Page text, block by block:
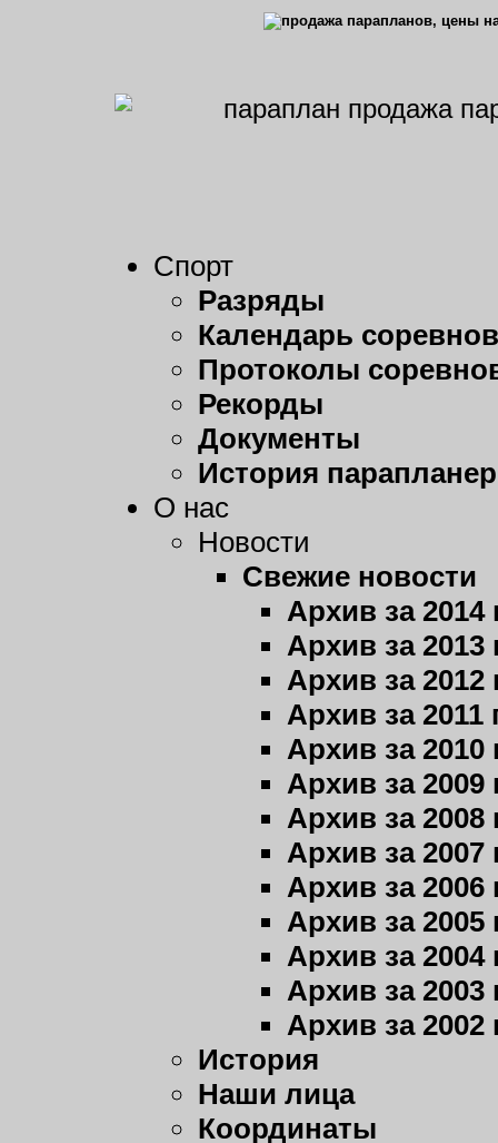
Спорт
Разряды
Календарь
Протоколы
Рекорды
Документы
История
О нас
Новости
Свежие новости
Архив за 2014
Архив за 2013
Архив за 2012
Архив за 2011
Архив за 2010
Архив за 2009
Архив за 2008
Архив за 2007
Архив за 2006
Архив за 2005
Архив за 2004
Архив за 2003
Архив за 2002
История
Наши лица
Координаты